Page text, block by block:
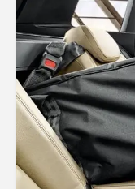
Wybierz
Twoje